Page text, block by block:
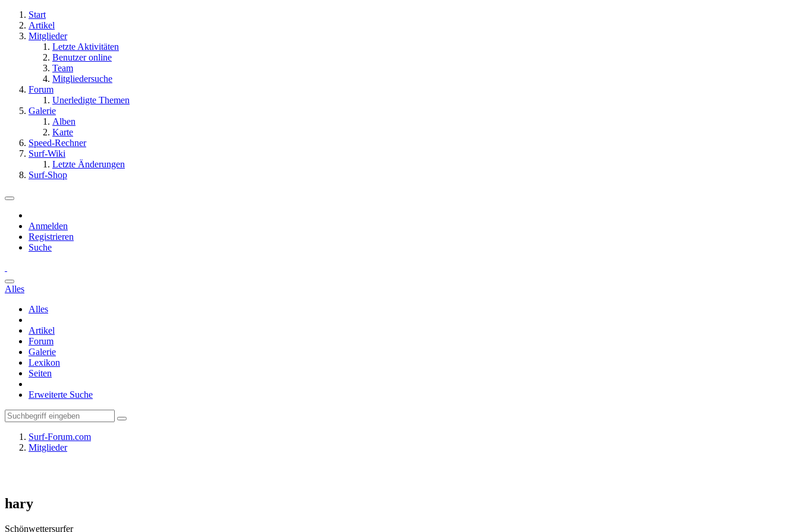
Start
Artikel
Mitglieder
Letzte Aktivitäten
Benutzer online
Team
Mitgliedersuche
Forum
Unerledigte Themen
Galerie
Alben
Karte
Speed-Rechner
Surf-Wiki
Letzte Änderungen
Surf-Shop
Anmelden
Registrieren
Suche
Alles
Alles
Artikel
Forum
Galerie
Lexikon
Seiten
Erweiterte Suche
Surf-Forum.com
Mitglieder
hary
Schönwettersurfer